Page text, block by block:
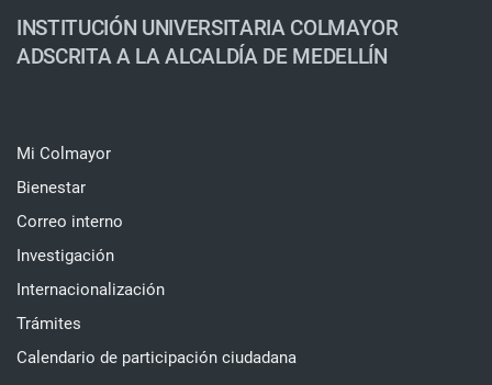
INSTITUCIÓN UNIVERSITARIA COLMAYOR
ADSCRITA A LA ALCALDÍA DE MEDELLÍN
Mi Colmayor
Bienestar
Correo interno
Investigación
Internacionalización
Trámites
Calendario de participación ciudadana